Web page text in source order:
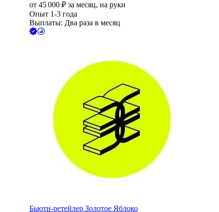
от 45 000 ₽ за месяц, на руки
Опыт 1-3 года
Выплаты: Два раза в месяц
Бьюти-ретейлер Золотое Яблоко